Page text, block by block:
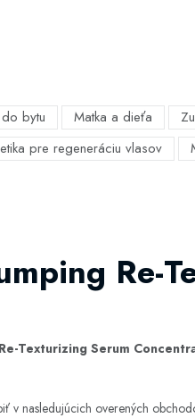
bytu Matka a dieťa
pre regeneráciu vlasov
Re-
Texturizing Serum
v nasledujúcich overených